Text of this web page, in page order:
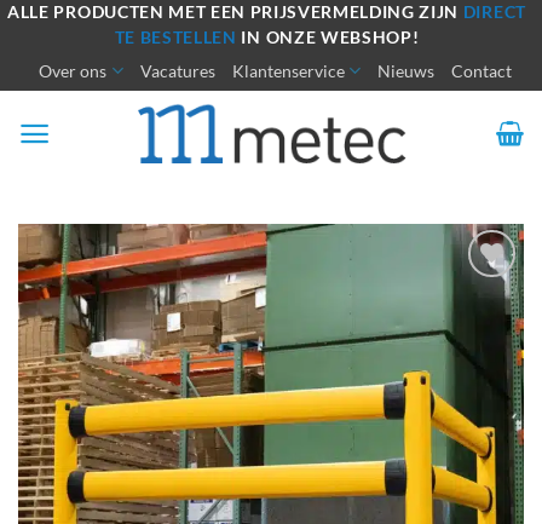
Ga
inhoud
ALLE PRODUCTEN MET EEN PRIJSVERMELDING ZIJN DIRECT
TE BESTELLEN IN ONZE WEBSHOP!
Over ons Vacatures Klantenservice Nieuws Contact